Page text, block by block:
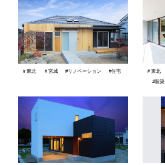
＃東北 ＃宮城 #リノベーション #住宅 ＃東北
#新築